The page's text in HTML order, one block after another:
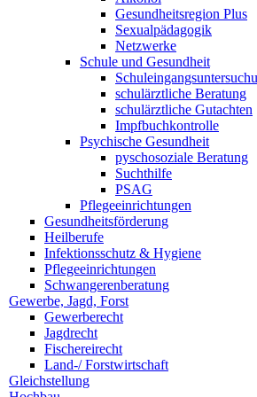
Gesundheitsregion Plus
Sexualpädagogik
Netzwerke
Schule und Gesundheit
schulärztliche Beratung
schulärztliche Gutachten
Impfbuchkontrolle
Psychische Gesundheit
pyschosoziale Beratung
Suchthilfe
PSAG
Pflegeeinrichtungen
Gesundheitsförderung
Heilberufe
Infektionsschutz & Hygiene
Pflegeeinrichtungen
Schwangerenberatung
Gewerbe, Jagd, Forst
Gewerberecht
Jagdrecht
Fischereirecht
Land-/ Forstwirtschaft
Gleichstellung